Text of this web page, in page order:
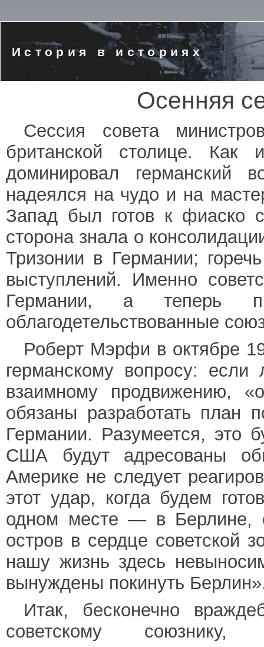
История в историях
Осенняя
Сессия совета
британской столице.
доминировал
надеялся на чудо и на
Запад был готов к фиаско
сторона знала о
Тризонии в Германии;
выступлений. Именно
Германии, а теперь
облагодетельствованные
Роберт Мэрфи в октябре
германскому вопросу: если
взаимному продвижению,
обязаны разработать план
Германии. Разумеется, это
США будут адресованы
Америке не следует
этот удар, когда будем
одном месте — в Берлине,
остров в сердце советской
нашу жизнь здесь
вынуждены покинуть
Итак, бесконечно
советскому